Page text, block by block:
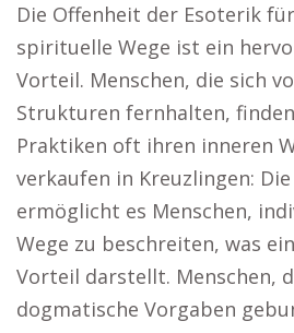
Die Offenheit der Esoterik
spirituelle Wege ist ein
Vorteil. Menschen, die sich
Strukturen fernhalten,
Praktiken oft ihren inneren
verkaufen in Kreuzlingen:
ermöglicht es Menschen,
Wege zu beschreiten, was
Vorteil darstellt. Menschen,
dogmatische Vorgaben